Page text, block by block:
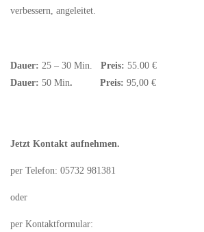
verbessern, angeleitet.
Dauer: 25 – 30 Min. Preis: 55.00 €
Dauer: 50 Min. Preis: 95,00 €
Jetzt Kontakt aufnehmen.
per Telefon: 05732 981381
oder
per Kontaktformular: